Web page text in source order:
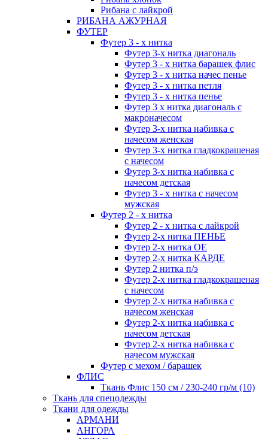
Рибана с лайкрой
РИБАНА АЖУРНАЯ
ФУТЕР
Футер 3 - х нитка
Футер 3-х нитка диагональ
Футер 3 - х нитка барашек флис
Футер 3 - х нитка начес пенье
Футер 3 - х нитка петля
Футер 3 - х нитка пенье
Футер 3 х нитка диагональ с
макроначесом
Футер 3-х нитка набивка с
начесом женская
Футер 3-х нитка гладкокрашеная
с начесом
Футер 3-х нитка набивка с
начесом детская
Футер 3 - х нитка с начесом
мужская
Футер 2 - х нитка
Футер 2 - х нитка с лайкрой
Футер 2-х нитка ПЕНЬЕ
Футер 2-х нитка ОЕ
Футер 2-х нитка КАРДЕ
Футер 2 нитка п/э
Футер 2-х нитка гладкокрашеная
с начесом
Футер 2-х нитка набивка с
начесом женская
Футер 2-х нитка набивка с
начесом детская
Футер 2-х нитка набивка с
начесом мужская
Футер с мехом / барашек
ФЛИС
Ткань Флис 150 см / 230-240 гр/м (10)
Ткань для спецодежды
Ткани для одежды
АРМАНИ
АНГОРА